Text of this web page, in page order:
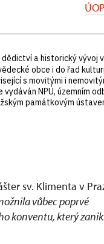
a historický vývoj
obce i do řad
s movitými i
NPÚ, územním
památkovým
sv. Klimenta v
vůbec poprvé
konventu, který